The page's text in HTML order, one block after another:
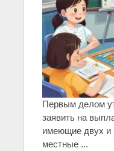
Первым делом
заявить на
имеющие двух и
местные ...